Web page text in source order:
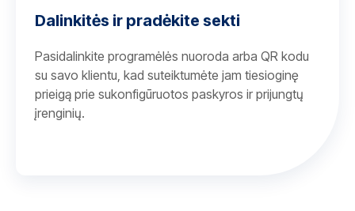
Dalinkitės ir pradėkite sekti
Pasidalinkite programėlės nuoroda arba QR kodu
su savo klientu, kad suteiktumėte jam tiesioginę
prieigą prie sukonfigūruotos paskyros ir prijungtų
įrenginių.